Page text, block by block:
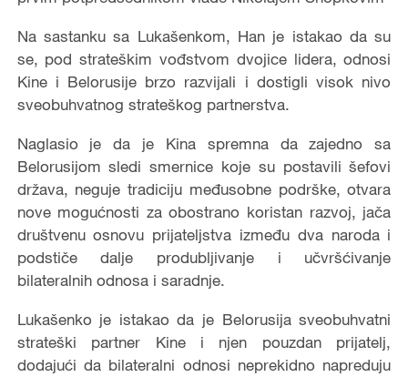
Na sastanku sa Lukašenkom, Han je istakao da su
se, pod strateškim vođstvom dvojice lidera, odnosi
Kine i Belorusije brzo razvijali i dostigli visok nivo
sveobuhvatnog strateškog partnerstva.
Naglasio je da je Kina spremna da zajedno sa
Belorusijom sledi smernice koje su postavili šefovi
država, neguje tradiciju međusobne podrške, otvara
nove mogućnosti za obostrano koristan razvoj, jača
društvenu osnovu prijateljstva između dva naroda i
podstiče dalje produbljivanje i učvršćivanje
bilateralnih odnosa i saradnje.
Lukašenko je istakao da je Belorusija sveobuhvatni
strateški partner Kine i njen pouzdan prijatelj,
dodajući da bilateralni odnosi neprekidno napreduju